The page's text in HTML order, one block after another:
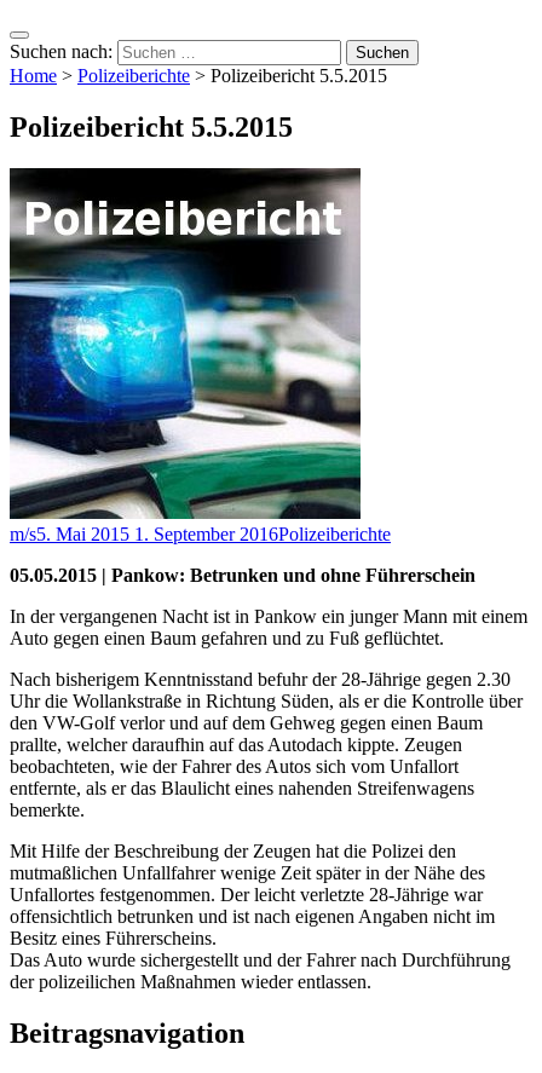
Suchen nach:
Home > Polizeiberichte > Polizeibericht 5.5.2015
Polizeibericht 5.5.2015
m/s5. Mai 2015 1. September 2016Polizeiberichte
05.05.2015 | Pankow: Betrunken und ohne Führerschein
In der vergangenen Nacht ist in Pankow ein junger Mann mit einem
Auto gegen einen Baum gefahren und zu Fuß geflüchtet.
Nach bisherigem Kenntnisstand befuhr der 28-Jährige gegen 2.30
Uhr die Wollankstraße in Richtung Süden, als er die Kontrolle über
den VW-Golf verlor und auf dem Gehweg gegen einen Baum
prallte, welcher daraufhin auf das Autodach kippte. Zeugen
beobachteten, wie der Fahrer des Autos sich vom Unfallort
entfernte, als er das Blaulicht eines nahenden Streifenwagens
bemerkte.
Mit Hilfe der Beschreibung der Zeugen hat die Polizei den
mutmaßlichen Unfallfahrer wenige Zeit später in der Nähe des
Unfallortes festgenommen. Der leicht verletzte 28-Jährige war
offensichtlich betrunken und ist nach eigenen Angaben nicht im
Besitz eines Führerscheins.
Das Auto wurde sichergestellt und der Fahrer nach Durchführung
der polizeilichen Maßnahmen wieder entlassen.
Beitragsnavigation